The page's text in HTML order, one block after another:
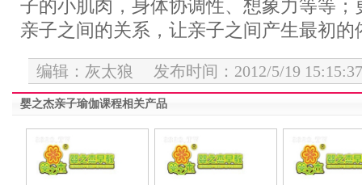
子的小肌肉，身体协调性、想象力等等
亲子之间的关系，让亲子之间产生最初的
编辑：灰太狼 发布时间：2012/5/19 15:15:37
婴之杰亲子瑜伽课程相关产品